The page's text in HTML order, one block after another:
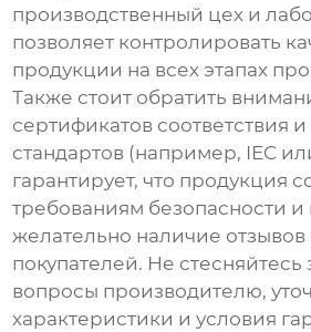
производственный цех и
позволяет контролировать
продукции на всех этапах
Также стоит обратить
сертификатов соответствия
стандартов (например, IEC
гарантирует, что продукция
требованиям безопасности и
желательно наличие отзывов
покупателей. Не стесняйтесь
вопросы производителю,
характеристики и условия